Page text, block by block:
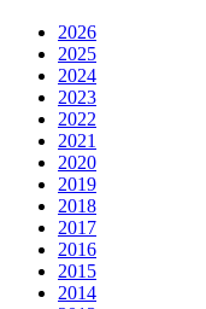
2026
2025
2024
2023
2022
2021
2020
2019
2018
2017
2016
2015
2014